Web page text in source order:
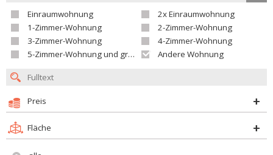
Einraumwohnung
2x Einraumwohnung
1-Zimmer-Wohnung
2-Zimmer-Wohnung
3-Zimmer-Wohnung
4-Zimmer-Wohnung
5-Zimmer-Wohnung und größer
Andere Wohnung
Preis
Fläche